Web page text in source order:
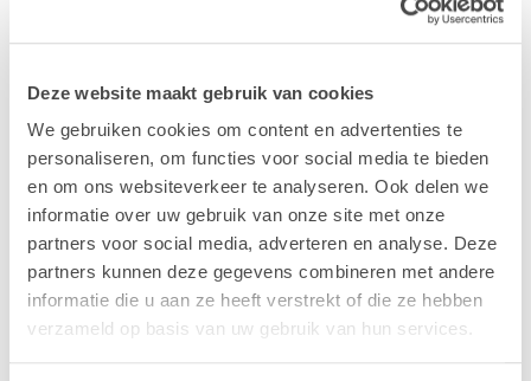
Deze website maakt gebruik van cookies
We gebruiken cookies om content en advertenties te
personaliseren, om functies voor social media te bieden
en om ons websiteverkeer te analyseren. Ook delen we
informatie over uw gebruik van onze site met onze
partners voor social media, adverteren en analyse. Deze
partners kunnen deze gegevens combineren met andere
informatie die u aan ze heeft verstrekt of die ze hebben
verzameld op basis van uw gebruik van hun services.